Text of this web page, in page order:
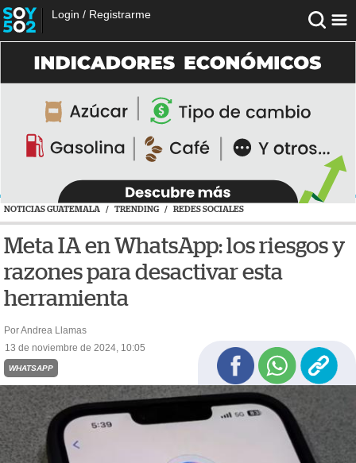
Login / Registrarme
NOTICIAS GUATEMALA / TRENDING / REDES SOCIALES
Meta IA en WhatsApp: los riesgos y
razones para desactivar esta
herramienta
Por Andrea Llamas
13 de noviembre de 2024, 10:05
WHATSAPP